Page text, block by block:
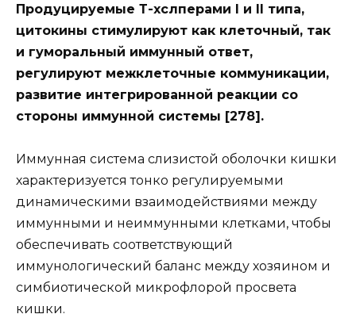
Продуцируемые Т-хслперами I и II типа,
цитокины стимулируют как клеточный, так
и гуморальный иммунный ответ,
регулируют межклеточные коммуникации,
развитие интегрированной реакции со
стороны иммунной системы [278].
Иммунная система слизистой оболочки кишки
характеризуется тонко регулируемыми
динамическими взаимодействиями между
иммунными и неиммунными клетками, чтобы
обеспечивать соответствующий
иммунологический баланс между хозяином и
симбиотической микрофлорой просвета
кишки.